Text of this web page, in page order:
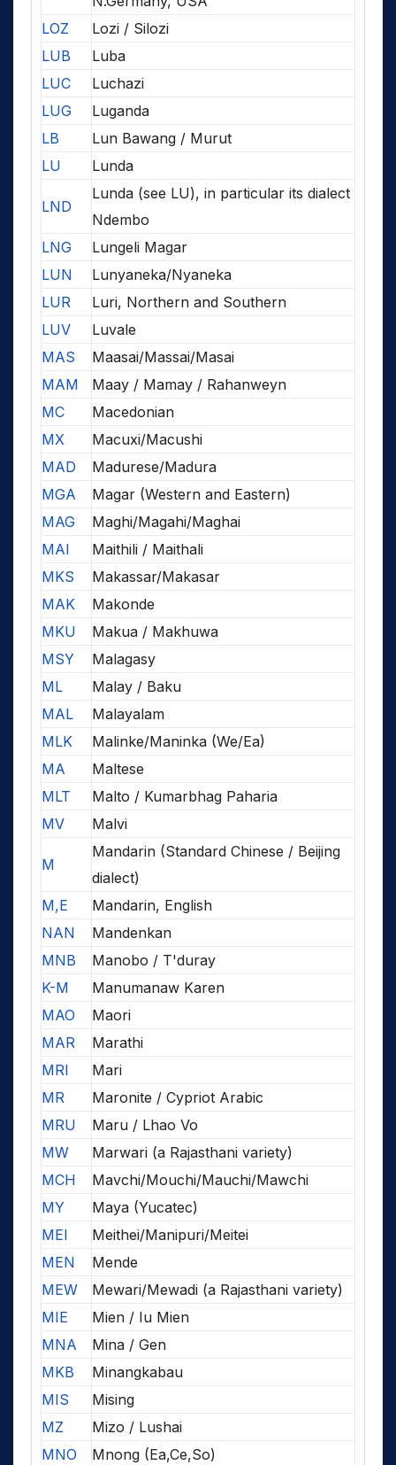
LOZ
Lozi / Silozi
LUB
Luba
LUC
Luchazi
LUG
Luganda
LB
Lun Bawang / Murut
LU
Lunda
LND
Lunda (see LU), in particular its dialect
Ndembo
LNG
Lungeli Magar
LUN
Lunyaneka/Nyaneka
LUR
Luri, Northern and Southern
LUV
Luvale
MAS
Maasai/Massai/Masai
MAM
Maay / Mamay / Rahanweyn
MC
Macedonian
MX
Macuxi/Macushi
MAD
Madurese/Madura
MGA
Magar (Western and Eastern)
MAG
Maghi/Magahi/Maghai
MAI
Maithili / Maithali
MKS
Makassar/Makasar
MAK
Makonde
MKU
Makua / Makhuwa
MSY
Malagasy
ML
Malay / Baku
MAL
Malayalam
MLK
Malinke/Maninka (We/Ea)
MA
Maltese
MLT
Malto / Kumarbhag Paharia
MV
Malvi
M
Mandarin (Standard Chinese / Beijing
dialect)
M,E
Mandarin, English
NAN
Mandenkan
MNB
Manobo / T'duray
K-M
Manumanaw Karen
MAO
Maori
MAR
Marathi
MRI
Mari
MR
Maronite / Cypriot Arabic
MRU
Maru / Lhao Vo
MW
Marwari (a Rajasthani variety)
MCH
Mavchi/Mouchi/Mauchi/Mawchi
MY
Maya (Yucatec)
MEI
Meithei/Manipuri/Meitei
MEN
Mende
MEW
Mewari/Mewadi (a Rajasthani variety)
MIE
Mien / Iu Mien
MNA
Mina / Gen
MKB
Minangkabau
MIS
Mising
MZ
Mizo / Lushai
MNO
Mnong (Ea,Ce,So)